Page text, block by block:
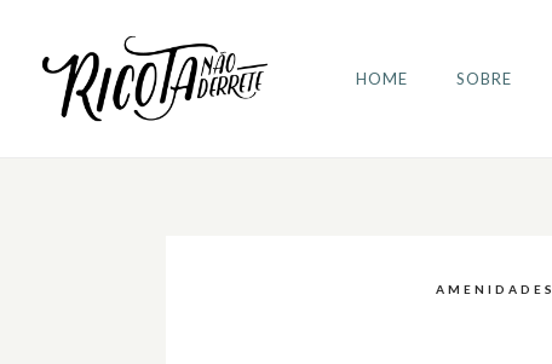
HOME SOBRE
AMENIDADES